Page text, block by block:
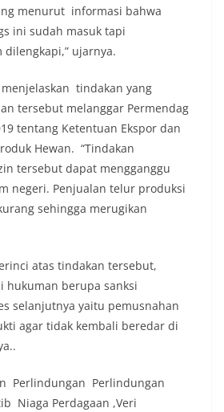
menurut informasi bahwa
ini sudah masuk tapi
ujarnya.
tindakan yang
tersebut melanggar Permendag
tentang Ketentuan Ekspor dan
Hewan. “Tindakan
tersebut dapat mengganggu
negeri. Penjualan telur produksi
sehingga merugikan
atas tindakan tersebut,
hukuman berupa sanksi
selanjutnya yaitu pemusnahan
agar tidak kembali beredar di
Perlindungan Perlindungan
Niaga Perdagaan ,Veri